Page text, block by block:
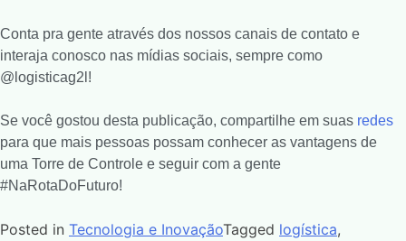
Conta pra gente através dos nossos canais de contato e
interaja conosco nas mídias sociais, sempre como
@logisticag2l!
Se você gostou desta publicação, compartilhe em suas redes
para que mais pessoas possam conhecer as vantagens de
uma Torre de Controle e seguir com a gente
#NaRotaDoFuturo!
Posted in Tecnologia e InovaçãoTagged logística,